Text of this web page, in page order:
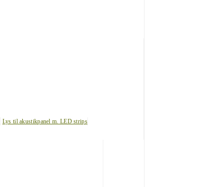
Lys til akustikpanel m. LED strips